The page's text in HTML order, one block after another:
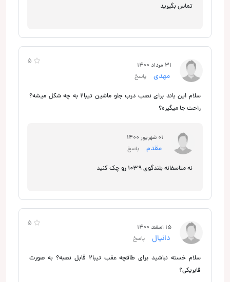
تماس بگیرید
5 31 مرداد 1400
مهدی پاسخ
سلام این باند برای نصب درب جلو ماشین تیبا۲ به چه شکل میشه؟
راحت جا میگیره؟
01 شهریور 1400
مقدم پاسخ
نه متاسفانه بلندگوی 1039 رو چک کنید
5 15 اسفند 1400
دانیال پاسخ
سلام خسته نباشید برای طاقچه عقب تیبا۲ قابل نصبه؟ به صورت
فابریکی؟